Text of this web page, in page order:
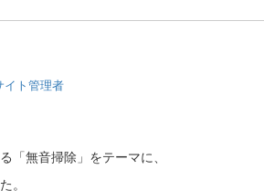
イト管理者
「無音掃除」をテーマに、
。